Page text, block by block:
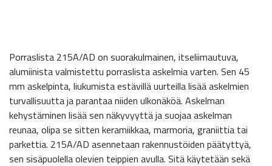
Porraslista 215A/AD on suorakulmainen, itseliimautuva,
alumiinista valmistettu porraslista askelmia varten. Sen 45
mm askelpinta, liukumista estävillä uurteilla lisää askelmien
turvallisuutta ja parantaa niiden ulkonäköä. Askelman
kehystäminen lisää sen näkyvyyttä ja suojaa askelman
reunaa, olipa se sitten keramiikkaa, marmoria, graniittia tai
parkettia. 215A/AD asennetaan rakennustöiden päätyttyä,
sen sisäpuolella olevien teippien avulla. Sitä käytetään sekä